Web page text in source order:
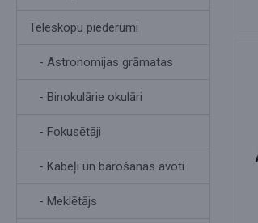
Teleskopu piederumi
- Astronomijas grāmatas
- Binokulārie okulāri
- Fokusētāji
- Kabeļi un barošanas avoti
- Meklētājs